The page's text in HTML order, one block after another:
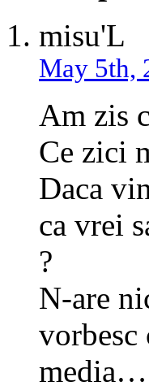
misu'L
May 5th,
Am zis
Ce zici
Daca
ca vrei
?
N-are
vorbesc
media…